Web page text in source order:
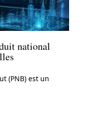
national
(PNB) est un